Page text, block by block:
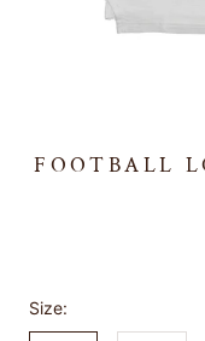
FOOTBALL
Size: